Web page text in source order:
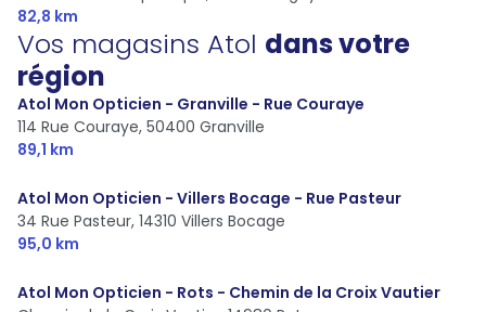
82,8 km
Vos magasins Atol dans votre
région
Atol Mon Opticien - Granville - Rue Couraye
114 Rue Couraye, 50400 Granville
89,1 km
Atol Mon Opticien - Villers Bocage - Rue Pasteur
34 Rue Pasteur, 14310 Villers Bocage
95,0 km
Atol Mon Opticien - Rots - Chemin de la Croix Vautier